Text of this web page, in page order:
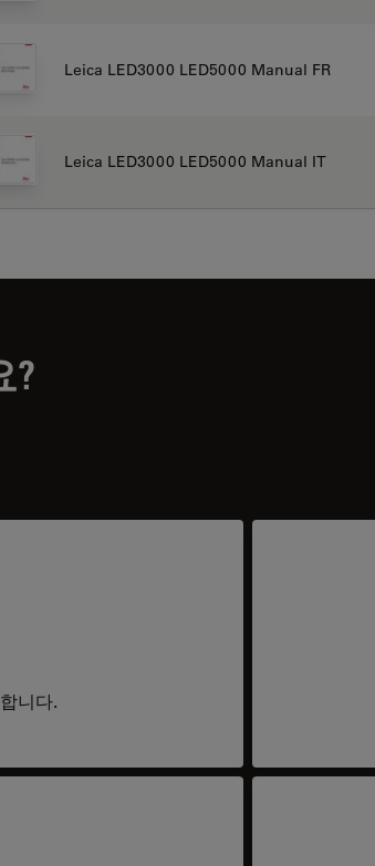
Leica LED3000 LED5000 Manual FR
Leica LED3000 LED5000 Manual IT
?
니다.